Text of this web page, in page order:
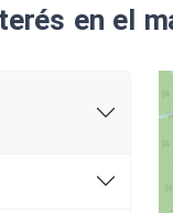
à des
ces
entreprise
en el